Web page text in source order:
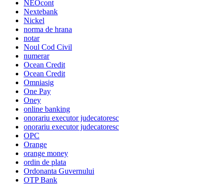
NEOcont
Nextebank
Nickel
norma de hrana
notar
Noul Cod Civil
numerar
Ocean Credit
Ocean Credit
Omniasig
One Pay
Oney
online banking
onorariu executor judecatoresc
onorariu executor judecatoresc
OPC
Orange
orange money
ordin de plata
Ordonanta Guvernului
OTP Bank